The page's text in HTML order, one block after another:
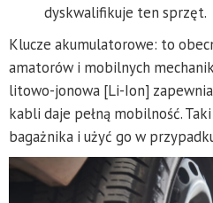
dyskwalifikuje ten sprzęt.
Klucze akumulatorowe: to
amatorów i mobilnych
litowo-jonowa [Li-Ion]
kabli daje pełną mobilność.
bagażnika i użyć go w